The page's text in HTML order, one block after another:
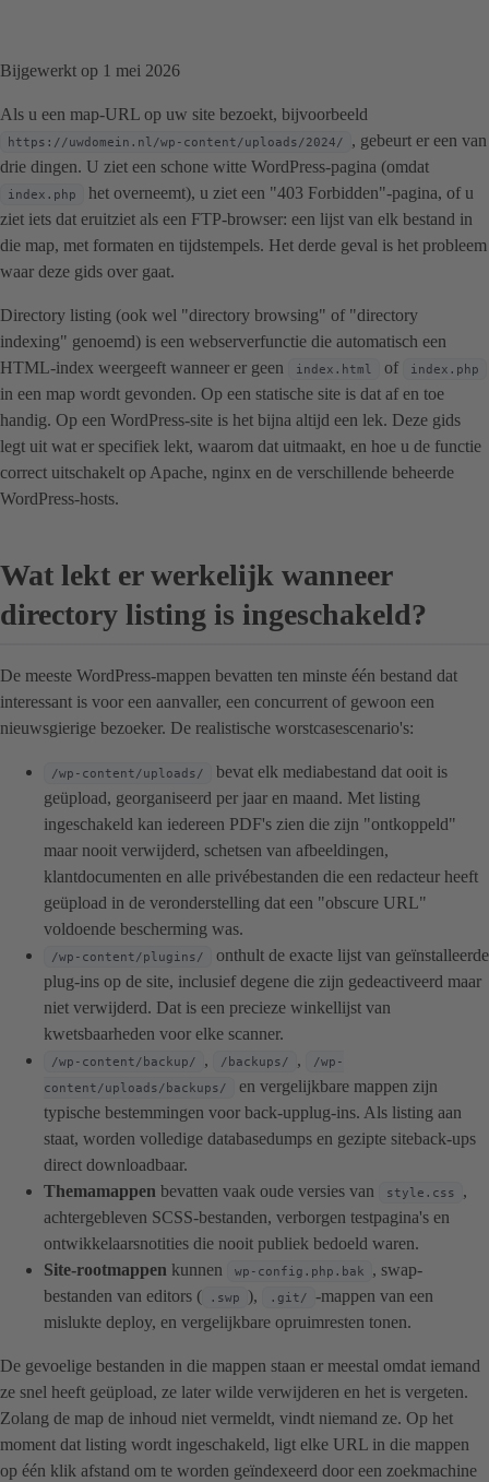
Bijgewerkt op 1 mei 2026
Als u een map-URL op uw site bezoekt, bijvoorbeeld
https://uwdomein.nl/wp-content/uploads/2024/
, gebeurt er een van
drie dingen. U ziet een schone witte WordPress-pagina (omdat
index.php
het overneemt), u ziet een "403 Forbidden"-pagina, of u
ziet iets dat eruitziet als een FTP-browser: een lijst van elk bestand in
die map, met formaten en tijdstempels. Het derde geval is het probleem
waar deze gids over gaat.
Directory listing (ook wel "directory browsing" of "directory
indexing" genoemd) is een webserverfunctie die automatisch een
HTML-index weergeeft wanneer er geen
index.html of index.php
in een map wordt gevonden. Op een statische site is dat af en toe
handig. Op een WordPress-site is het bijna altijd een lek. Deze gids
legt uit wat er specifiek lekt, waarom dat uitmaakt, en hoe u de functie
correct uitschakelt op Apache, nginx en de verschillende beheerde
WordPress-hosts.
Wat lekt er werkelijk wanneer
directory listing is ingeschakeld?
De meeste WordPress-mappen bevatten ten minste één bestand dat
interessant is voor een aanvaller, een concurrent of gewoon een
nieuwsgierige bezoeker. De realistische worstcasescenario's:
/wp-content/uploads/
bevat elk mediabestand dat ooit is
geüpload, georganiseerd per jaar en maand. Met listing
ingeschakeld kan iedereen PDF's zien die zijn "ontkoppeld"
maar nooit verwijderd, schetsen van afbeeldingen,
klantdocumenten en alle privébestanden die een redacteur heeft
geüpload in de veronderstelling dat een "obscure URL"
voldoende bescherming was.
/wp-content/plugins/
onthult de exacte lijst van geïnstalleerde
plug-ins op de site, inclusief degene die zijn gedeactiveerd maar
niet verwijderd. Dat is een precieze winkellijst van
kwetsbaarheden voor elke scanner.
/wp-content/backup/ , /backups/ ,
/wp-
content/uploads/backups/
en vergelijkbare mappen zijn
typische bestemmingen voor back-upplug-ins. Als listing aan
staat, worden volledige databasedumps en gezipte siteback-ups
direct downloadbaar.
Themamappen bevatten vaak oude versies van style.css
,
achtergebleven SCSS-bestanden, verborgen testpagina's en
ontwikkelaarsnotities die nooit publiek bedoeld waren.
Site-rootmappen kunnen wp-config.php.bak
, swap-
bestanden van editors (
.swp ), .git/ -mappen van een
mislukte deploy, en vergelijkbare opruimresten tonen.
De gevoelige bestanden in die mappen staan er meestal omdat iemand
ze snel heeft geüpload, ze later wilde verwijderen en het is vergeten.
Zolang de map de inhoud niet vermeldt, vindt niemand ze. Op het
moment dat listing wordt ingeschakeld, ligt elke URL in die mappen
op één klik afstand om te worden geïndexeerd door een zoekmachine